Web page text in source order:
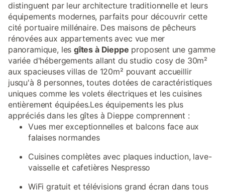
distinguent par leur architecture traditionnelle et leurs
équipements modernes, parfaits pour découvrir cette
cité portuaire millénaire. Des maisons de pêcheurs
rénovées aux appartements avec vue mer
panoramique, lesgîtes à Dieppe proposent une gamme
variée d'hébergements allant du studio cosy de 30m²
aux spacieuses villas de 120m² pouvant accueillir
jusqu'à 8 personnes, toutes dotées de caractéristiques
uniques comme les volets électriques et les cuisines
entièrement équipées.Les équipements les plus
appréciés dans les gîtes à Dieppe comprennent :
Vues mer exceptionnelles et balcons face aux
falaises normandes
Cuisines complètes avec plaques induction, lave-
vaisselle et cafetières Nespresso
WiFi gratuit et télévisions grand écran dans tous